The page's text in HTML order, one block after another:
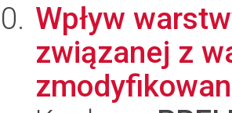
Wpływ
związanej z